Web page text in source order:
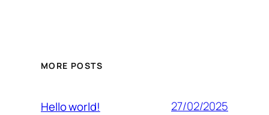
MORE POSTS
Hello world! 27/02/2025